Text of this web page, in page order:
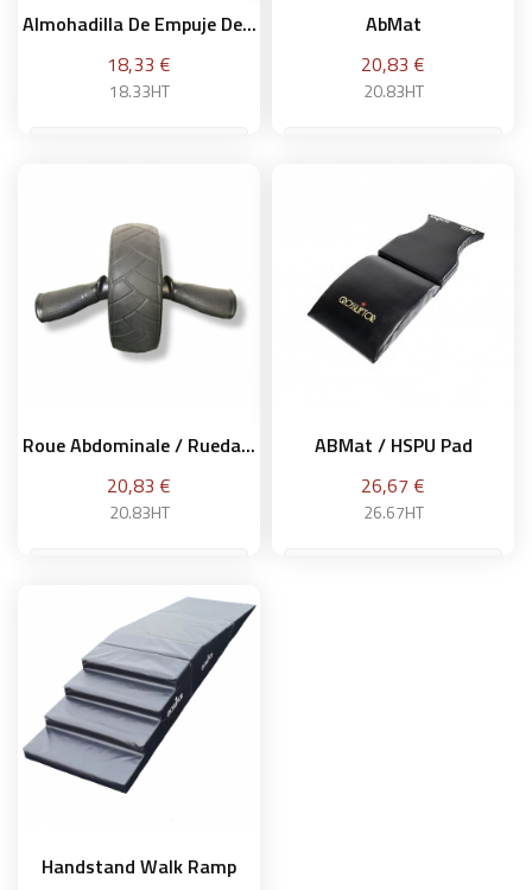
Almohadilla De Empuje De...
Precio
18,33 €
18.33HT
AbMat
Precio
20,83 €
20.83HT
Añadir a la cesta
Roue Abdominale / Rueda...
Precio
20,83 €
20.83HT
Añadir a la cesta
ABMat / HSPU Pad
Precio
26,67 €
26.67HT
Handstand Walk Ramp